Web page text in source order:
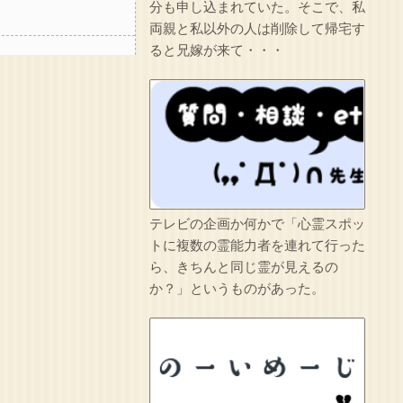
分も申し込まれていた。そこで、私
両親と私以外の人は削除して帰宅す
ると兄嫁が来て・・・
テレビの企画か何かで「心霊スポッ
トに複数の霊能力者を連れて行った
ら、きちんと同じ霊が見えるの
か？」というものがあった。